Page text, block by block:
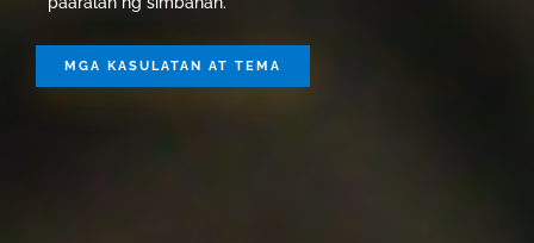
MGA KASULATAN AT TEMA